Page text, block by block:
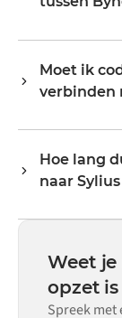
evenredig
bestellingen,
Alumio handelt
in het formaat
Moet ik
verbinden
marketplace
visuele
Aangepaste
Hoe lang
naar
maanden live,
datamapping,
klare
marketplace,
Weet
opzet
Spreek